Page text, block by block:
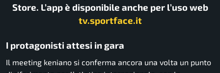
Store. L’app è disponibile anche per l’uso web
tv.sportface.it
I protagonisti attesi in gara
Il meeting keniano si conferma ancora una volta un punto